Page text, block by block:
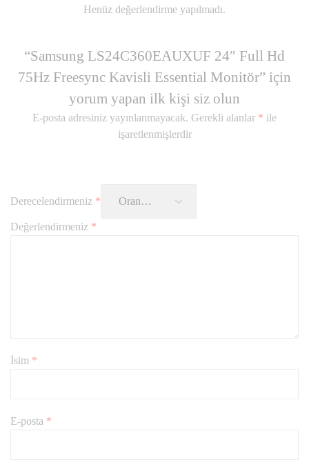
Henüz değerlendirme yapılmadı.
“Samsung LS24C360EAUXUF 24″ Full Hd
75Hz Freesync Kavisli Essential Monitör” için
yorum yapan ilk kişi siz olun
E-posta adresiniz yayınlanmayacak. Gerekli alanlar * ile
işaretlenmişlerdir
Derecelendirmeniz *
Değerlendirmeniz *
İsim *
E-posta *